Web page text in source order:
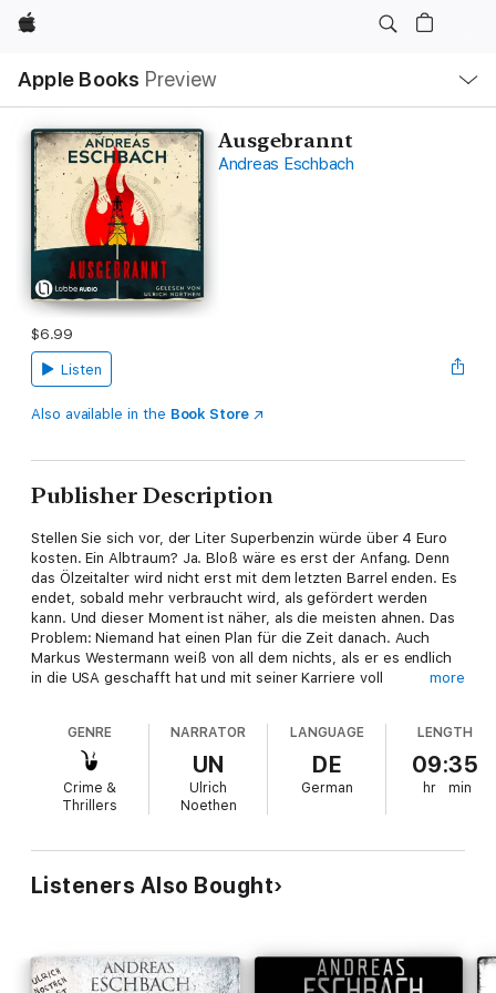
Apple
Apple Books Preview
Nav
Open
Menu
Ausgebrannt
Andreas Eschbach
$6.99
Listen
Also available in the Book Store
Publisher Description
Stellen Sie sich vor, der Liter Superbenzin würde über 4 Euro
kosten. Ein Albtraum? Ja. Bloß wäre es erst der Anfang. Denn
das Ölzeitalter wird nicht erst mit dem letzten Barrel enden. Es
endet, sobald mehr verbraucht wird, als gefördert werden
kann. Und dieser Moment ist näher, als die meisten ahnen. Das
Problem: Niemand hat einen Plan für die Zeit danach. Auch
Markus Westermann weiß von all dem nichts, als er es endlich
in die USA geschafft hat und mit seiner Karriere voll
in den Tiefen der Erde noch genug Öl für die nächsten tausend
Jahre schlummert und dass nur er die Methode kennt, wie man
es findet. Er braucht nur noch einen kompetenten
Geschäftspartner. Jemanden wie Markus
more
GENRE
Crime &
Thrillers
NARRATOR
UN
Ulrich
Noethen
LANGUAGE
DE
German
LENGTH
09:35
hr min
Listeners Also Bought